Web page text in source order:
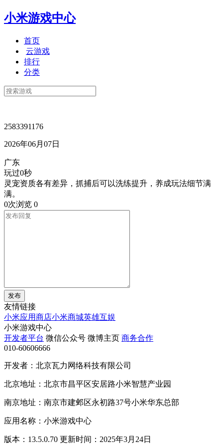
小米游戏中心
首页
云游戏
排行
分类
2583391176
2026年06月07日
广东
玩过0秒
灵宠资质各有差异，抓捕后可以洗练提升，养成玩法细节满
满。
0次浏览 0
发布
友情链接
小米应用商店小米商城英雄互娱
小米游戏中心
开发者平台 微信公众号 微博主页 商务合作
010-60606666
开发者：北京瓦力网络科技有限公司
北京地址：北京市昌平区安居路小米智慧产业园
南京地址：南京市建邺区永初路37号小米华东总部
应用名称：小米游戏中心
版本：13.5.0.70 更新时间：2025年3月24日